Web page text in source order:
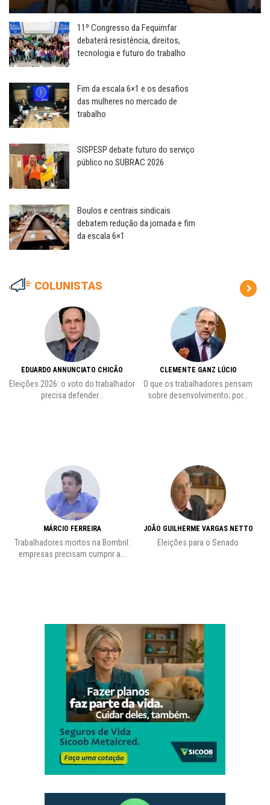
11º Congresso da Fequimfar
debaterá resistência, direitos,
tecnologia e futuro do trabalho
Fim da escala 6×1 e os desafios
das mulheres no mercado de
trabalho
SISPESP debate futuro do serviço
público no SUBRAC 2026
Boulos e centrais sindicais
debatem redução da jornada e fim
da escala 6×1
COLUNISTAS
EDUARDO ANNUNCIATO CHICÃO
Eleições 2026: o voto do trabalhador
precisa defender...
MÁRCIO FERREIRA
Trabalhadores mortos na Bombril:
empresas precisam cumprir a...
CLEMENTE GANZ LÚCIO
O que os trabalhadores pensam
sobre desenvolvimento; por...
JOÃO GUILHERME VARGAS NETTO
Eleições para o Senado